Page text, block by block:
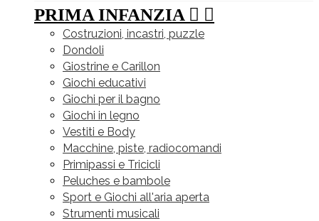
PRIMA INFANZIA  
Costruzioni, incastri, puzzle
Dondoli
Giostrine e Carillon
Giochi educativi
Giochi per il bagno
Giochi in legno
Vestiti e Body
Macchine, piste, radiocomandi
Primipassi e Tricicli
Peluches e bambole
Sport e Giochi all'aria aperta
Strumenti musicali